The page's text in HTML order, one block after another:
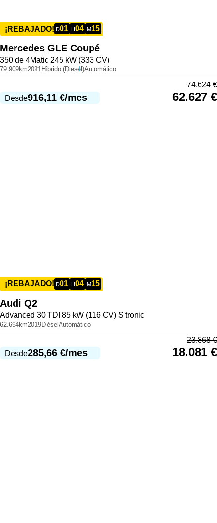
¡REBAJADO! D01 H04 M15
Mercedes GLE Coupé
350 de 4Matic 245 kW (333 CV)
79.909km2021Híbrido (Diesel)Automático
Desde916,11 €/mes
74.624€
62.627 €
¡REBAJADO! D01 H04 M15
Audi Q2
Advanced 30 TDI 85 kW (116 CV) S tronic
62.694km2019Diésel Automático
Desde285,66 €/mes
23.868€
18.081 €